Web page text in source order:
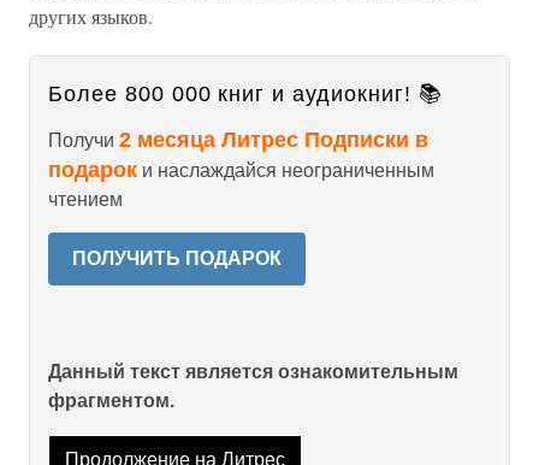
других языков.
Более 800 000 книг и аудиокниг! 📚
Получи 2 месяца Литрес Подписки в
подарок и наслаждайся неограниченным
чтением
ПОЛУЧИТЬ ПОДАРОК
Данный текст является ознакомительным
фрагментом.
Продолжение на Литрес